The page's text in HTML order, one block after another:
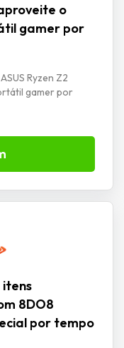
o
gamer por
Ryzen Z2
gamer por
itens
8DO8
por tempo